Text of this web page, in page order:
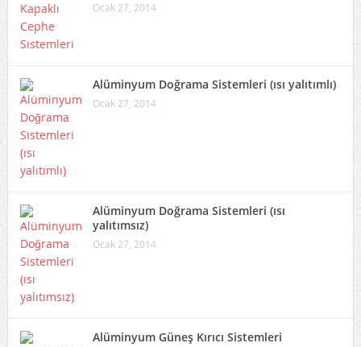
Ocak 27, 2014
Alüminyum Doğrama Sistemleri (ısı yalıtımlı)
Ocak 27, 2014
Alüminyum Doğrama Sistemleri (ısı
yalıtımsız)
Ocak 27, 2014
Alüminyum Güneş Kırıcı Sistemleri